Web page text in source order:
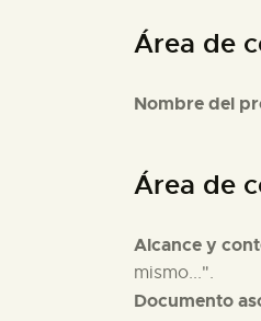
Área de
Nombre del
Área de
Alcance y
mismo...".
Documento